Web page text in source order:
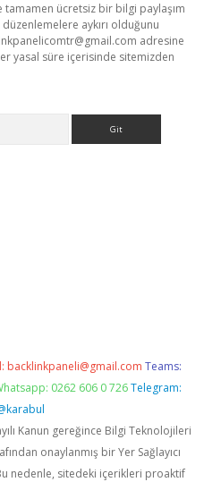
tamamen ücretsiz bir bilgi paylaşım
aykırı olduğunu
adresine
yasal süre içerisinde sitemizden
backlinkpaneli@gmail.com Teams:
0262 606 0 726 Telegram:
Kanun gereğince Bilgi Teknolojileri
onaylanmış bir Yer Sağlayıcı
nedenle, sitedeki içerikleri proaktif